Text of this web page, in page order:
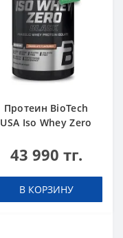
Протеин BioTech
USA Iso Whey Zero
43 990 тг.
В КОРЗИНУ